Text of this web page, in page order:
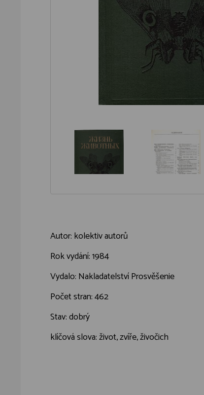
Autor: kolektiv autorů
Rok vydání: 1984
Vydalo: Nakladatelství Prosvěšenie
Počet stran: 462
Stav: dobrý
klíčová slova: život, zvíře, živočich